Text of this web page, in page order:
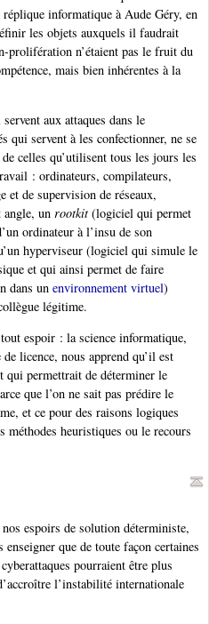
réplique informatique à Aude Géry, en
les objets auxquels il faudrait
prolifération n’étaient pas le fruit du
mais bien inhérentes à la
aux attaques dans le
qui servent à les confectionner, ne se
celles qu’utilisent tous les jours les
: ordinateurs, compilateurs,
et de supervision de réseaux,
angle, un rootkit(logiciel qui permet
ordinateur à l’insu de son
hyperviseur (logiciel qui simule le
et qui ainsi permet de faire
dans un environnement virtuel)
légitime.
espoir : la science informatique,
licence, nous apprend qu’il est
qui permettrait de déterminer le
que l’on ne sait pas prédire le
et ce pour des raisons logiques
méthodes heuristiques ou le recours
espoirs de solution déterministe,
que de toute façon certaines
pourraient être plus
l’instabilité internationale